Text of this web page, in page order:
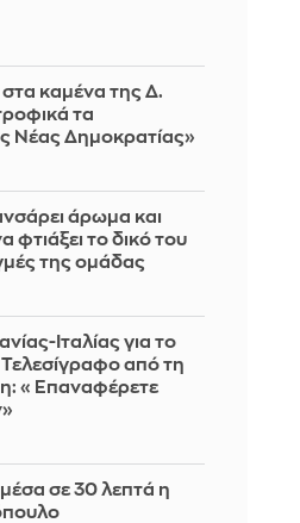
καμένα της Δ.
τα
Νέας Δημοκρατίας»
άρωμα και
φτιάξει το δικό του
της ομάδας
Ιταλίας για το
από τη
«Επαναφέρετε
σε 30 λεπτά η